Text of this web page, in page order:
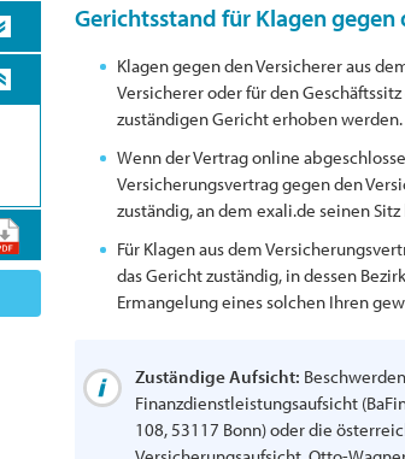
Gerichtsstand für Klagen gegen
Klagen gegen den Versicherer aus
Versicherer oder für den
zuständigen Gericht erhoben werden.
Wenn der Vertrag online
Versicherungsvertrag gegen den
zuständig, an dem exali.de seinen
Für Klagen aus dem
das Gericht zuständig, in dessen
Ermangelung eines solchen Ihren
Zuständige Aufsicht:
Finanzdienstleistungsaufsicht
108, 53117 Bonn) oder die